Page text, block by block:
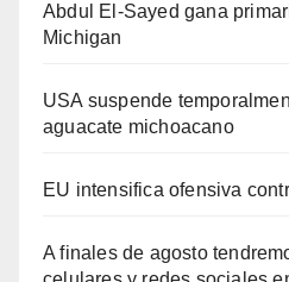
Abdul El-Sayed gana
Michigan
USA suspende
aguacate michoacano
EU intensifica ofensiva
A finales de agosto